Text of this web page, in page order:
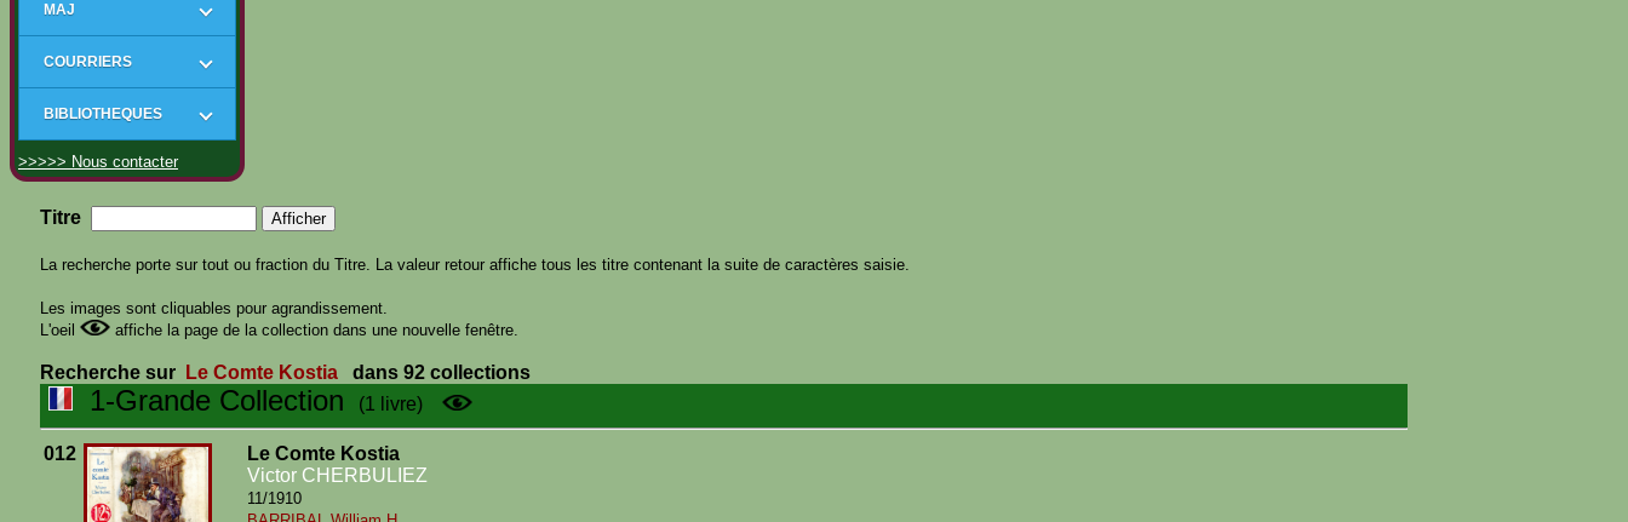
MAJ
COURRIERS
BIBLIOTHEQUES
>>>>> Nous contacter
Titre
La recherche porte sur tout ou fraction du Titre. La valeur retour affiche tous les titre contenant la suite de caractères saisie.
Les images sont cliquables pour agrandissement.
L'oeil
affiche la page de la collection dans une nouvelle fenêtre.
Recherche sur Le Comte Kostia dans 92 collections
1-Grande Collection (1 livre)
012
Le Comte Kostia
Victor CHERBULIEZ
11/1910